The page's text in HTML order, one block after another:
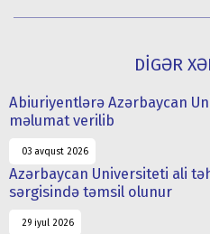
DİGƏR
Abiuriyentlərə Azərbaycan
məlumat verilib
03 avqust 2026
Azərbaycan Universiteti ali
sərgisində təmsil olunur
29 iyul 2026